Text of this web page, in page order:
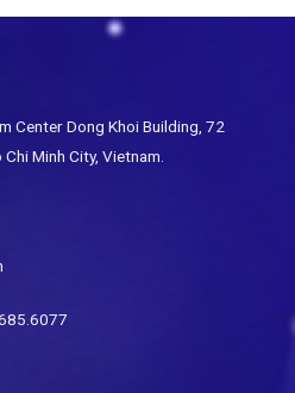
Center Dong Khoi Building, 72
Minh City, Vietnam.